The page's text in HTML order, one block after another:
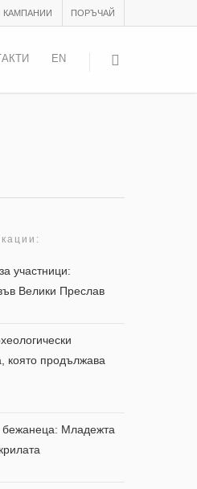
КАМПАНИИ ПОРЪЧАЙ
EN
участници:
Велики Преслав
която продължава
бежанеца: Младежта